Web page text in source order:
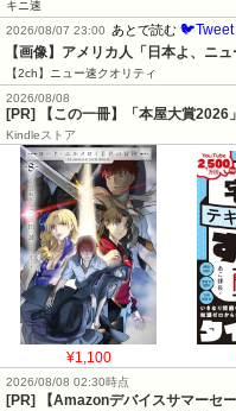
キニ速
2026/08/07 23:00
あとで読む 🐦Tweet
【画像】アメリカ人「日本よ、ニ
【2ch】ニュー速クオリティ
2026/08/08
[PR] 【この一冊】「本屋大賞2026
Kindleストア
¥1,100
2026/08/08 02:30時点
[PR] 【Amazonデバイスサマーセ